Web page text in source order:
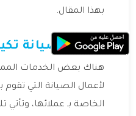
بهذا المقال.
خدمات صيانة
هناك بعض الخدمات
لأعمال الصيانة التي تقوم
الخاصة بـ عملائها، وتأتي